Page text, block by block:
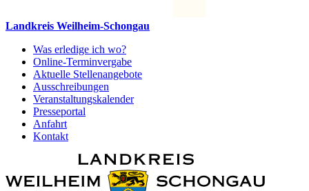
Landkreis Weilheim-Schongau
Was erledige ich wo?
Online-Terminvergabe
Aktuelle Stellenangebote
Ausschreibungen
Veranstaltungskalender
Presseportal
Anfahrt
Kontakt